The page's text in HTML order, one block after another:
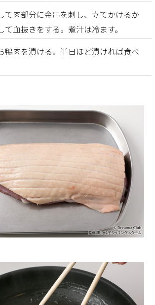
て肉部分に金串を刺し、立てかけるか
て血抜きをする。煮汁は冷ます。
鴨肉を漬ける。半日ほど漬ければ食べ